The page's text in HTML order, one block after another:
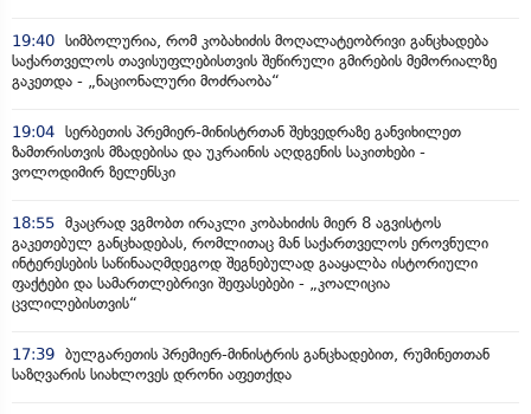
19:40 სიმბოლურია, რომ კობახიძის მოღალატეობრივი განცხადება
საქართველოს თავისუფლებისთვის შეწირული გმირების მემორიალზე
გაკეთდა - „ნაციონალური მოძრაობა“
19:04 სერბეთის პრემიერ-მინისტრთან შეხვედრაზე განვიხილეთ
ზამთრისთვის მზადებისა და უკრაინის აღდგენის საკითხები -
ვოლოდიმირ ზელენსკი
18:55 მკაცრად ვგმობთ ირაკლი კობახიძის მიერ 8 აგვისტოს
გაკეთებულ განცხადებას, რომლითაც მან საქართველოს ეროვნული
ინტერესების საწინააღმდეგოდ შეგნებულად გააყალბა ისტორიული
ფაქტები და სამართლებრივი შეფასებები - „კოალიცია
ცვლილებისთვის“
17:39 ბულგარეთის პრემიერ-მინისტრის განცხადებით, რუმინეთთან
საზღვარის სიახლოვეს დრონი აფეთქდა